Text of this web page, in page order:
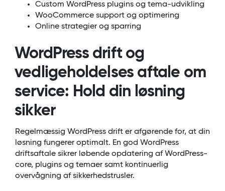
Custom WordPress plugins og tema-udvikling
WooCommerce support og optimering
Online strategier og sparring
WordPress drift og
vedligeholdelses aftale om
service: Hold din løsning
sikker
Regelmæssig WordPress drift er afgørende for, at din
løsning fungerer optimalt. En god WordPress
driftsaftale sikrer løbende opdatering af WordPress-
core, plugins og temaer samt kontinuerlig
overvågning af sikkerhedstrusler.